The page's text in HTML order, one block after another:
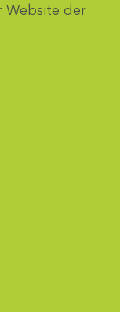
Website der